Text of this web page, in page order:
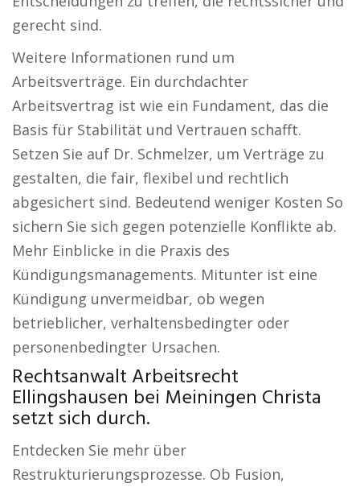
gerecht sind.
Weitere Informationen rund um
Arbeitsverträge. Ein durchdachter
Arbeitsvertrag ist wie ein Fundament, das die
Basis für Stabilität und Vertrauen schafft.
Setzen Sie auf Dr. Schmelzer, um Verträge zu
gestalten, die fair, flexibel und rechtlich
abgesichert sind. Bedeutend weniger Kosten So
sichern Sie sich gegen potenzielle Konflikte ab.
Mehr Einblicke in die Praxis des
Kündigungsmanagements. Mitunter ist eine
Kündigung unvermeidbar, ob wegen
betrieblicher, verhaltensbedingter oder
personenbedingter Ursachen.
Rechtsanwalt Arbeitsrecht
Ellingshausen bei Meiningen Christa
setzt sich durch.
Entdecken Sie mehr über
Restrukturierungsprozesse. Ob Fusion,